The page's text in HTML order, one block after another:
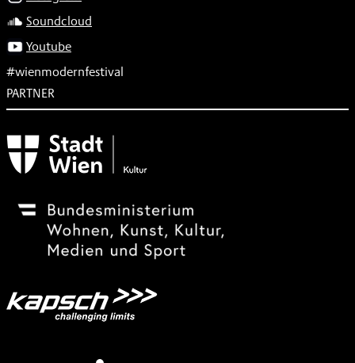
Soundcloud
Youtube
#wienmodernfestival
PARTNER
Subventionsgeber